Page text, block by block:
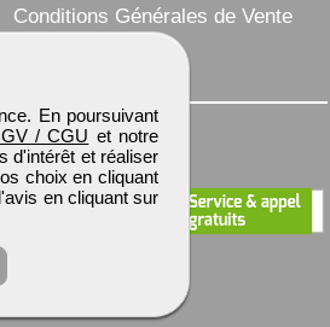
En poursuivant
/ CGU et notre
d'intérêt et réaliser
choix en cliquant
en cliquant sur
Conditions Générales de Vente